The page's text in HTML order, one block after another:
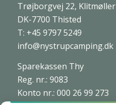
Trøjborgvej 22, Klitmøller
DK-7700 Thisted
T: +45 9797 5249
info@nystrupcamping.dk
Sparekassen Thy
Reg. nr.: 9083
Konto nr.: 000 26 99 273